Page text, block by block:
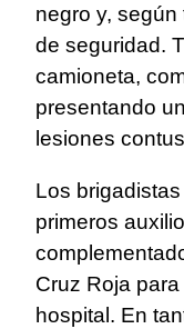
negro y,
de seguridad.
camioneta,
presentando
lesiones
Los
primeros
Cruz Roja
hospital. En